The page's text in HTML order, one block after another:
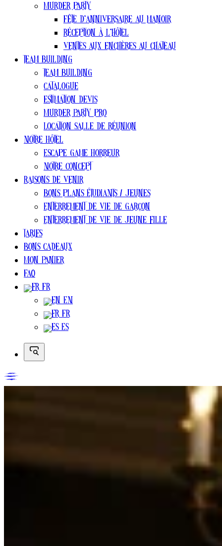
Murder party
Fête d’anniversaire au manoir
Réception à l’hôtel
Ventes aux enchères au chateau
Team Building
Team Building
Catalogue
estimation devis
Murder Party pro
Location salle de réunion
Notre Hôtel
Escape Game Horreur
Notre concept
Raisons de venir
Bons plans ÉTUDIANTS / jeunes
Enterrement de vie de garçon
Enterrement de vie de jeune fille
Tarifs
Bons cadeaux
Mon Panier
FAQ
FR
EN
FR
ES